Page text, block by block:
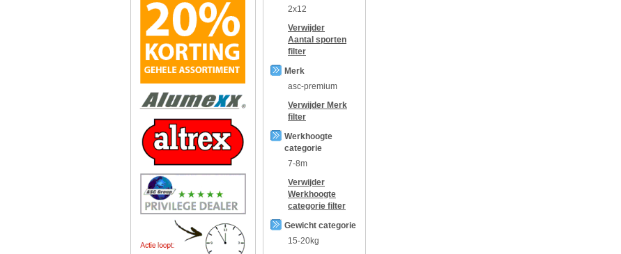
2x12
Verwijder
Aantal sporten
filter
Merk
asc-premium
Verwijder Merk
filter
Werkhoogte
categorie
7-8m
Verwijder
Werkhoogte
categorie filter
Gewicht categorie
15-20kg